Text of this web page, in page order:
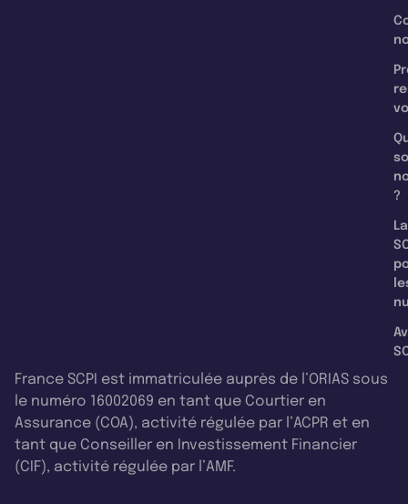
?
La
France SCPI est immatriculée auprès de l’ORIAS sous
le numéro 16002069 en tant que Courtier en
Assurance (COA), activité régulée par l’ACPR et en
tant que Conseiller en Investissement Financier
(CIF), activité régulée par l’AMF.